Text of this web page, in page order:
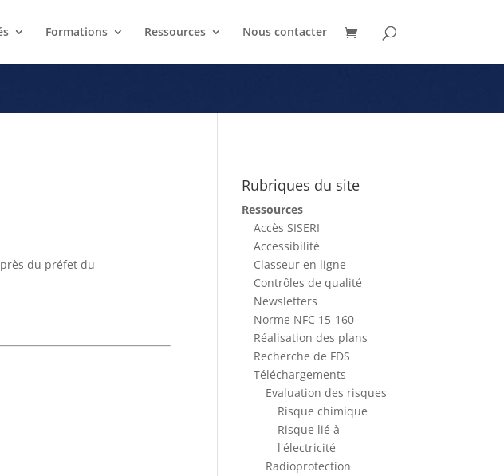
Formations Ressources Nous contacter
pour les parois?
du préfet du
Rubriques du site
Ressources
Accès SISERI
Accessibilité
Classeur en ligne
Contrôles de qualité
Newsletters
Norme NFC 15-160
Réalisation des plans
Recherche de FDS
Téléchargements
Evaluation des risques
Risque chimique
Risque lié à
l'électricité
Radioprotection